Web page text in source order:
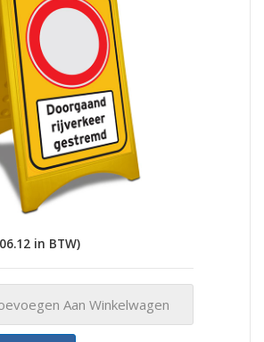
in BTW)
Aan Winkelwagen